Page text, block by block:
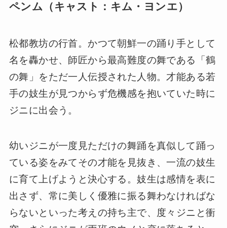
ペンム（キャスト：キム・ヨンエ）
松都教坊の行首。かつて朝鮮一の踊り手として
名を轟かせ、師匠から最高難度の舞である「鶴
の舞」をただ一人伝授された人物。才能ある若
手の妓生が見つからず危機感を抱いていた時に
ジニに出会う。
幼いジニが一度見ただけの舞踊を真似して踊っ
ている姿をみてその才能を見抜き、一流の妓生
に育て上げようと決心する。妓生は感情を表に
出さず、常に美しく優雅に振る舞わなければな
らないといった考えの持ち主で、度々ジニと衝